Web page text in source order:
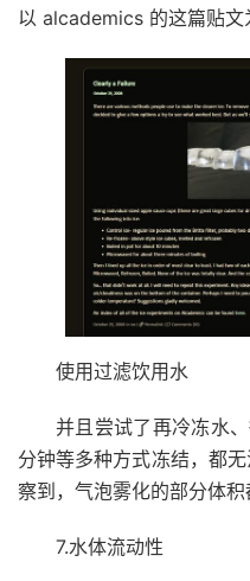
以 alcademics 的这篇贴文
使用过滤饮用水
并且尝试了再冷冻水
分钟等多种方式冻结，都
察到，气泡雾化的部分体积
7.水体流动性